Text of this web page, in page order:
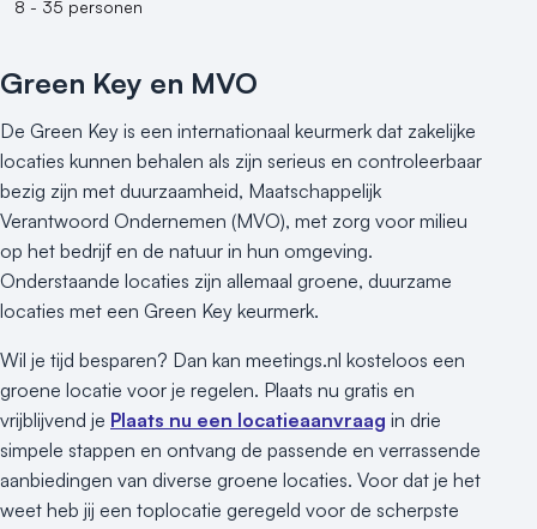
8 - 35 personen
Green Key en MVO
De Green Key is een internationaal keurmerk dat zakelijke
locaties kunnen behalen als zijn serieus en controleerbaar
bezig zijn met duurzaamheid, Maatschappelijk
Verantwoord Ondernemen (MVO), met zorg voor milieu
op het bedrijf en de natuur in hun omgeving.
Onderstaande locaties zijn allemaal groene, duurzame
locaties met een Green Key keurmerk.
Wil je tijd besparen? Dan kan meetings.nl kosteloos een
groene locatie voor je regelen. Plaats nu gratis en
vrijblijvend je Plaats nu een locatieaanvraag in drie
simpele stappen en ontvang de passende en verrassende
aanbiedingen van diverse groene locaties. Voor dat je het
weet heb jij een toplocatie geregeld voor de scherpste